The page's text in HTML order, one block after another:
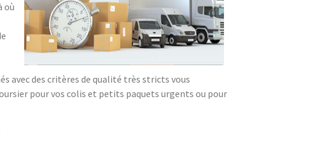
où
avec des critères de qualité très stricts vous
pour vos colis et petits paquets urgents ou pour